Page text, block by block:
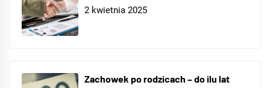
2 kwietnia 2025
Zachowek po rodzicach – do ilu lat